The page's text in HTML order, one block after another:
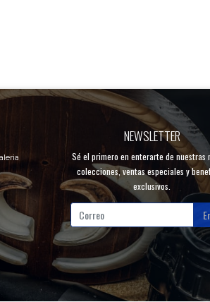
NEWSLETTER
Sé el primero en enterarte de nuestras
colecciones, ventas especiales y
exclusivos.